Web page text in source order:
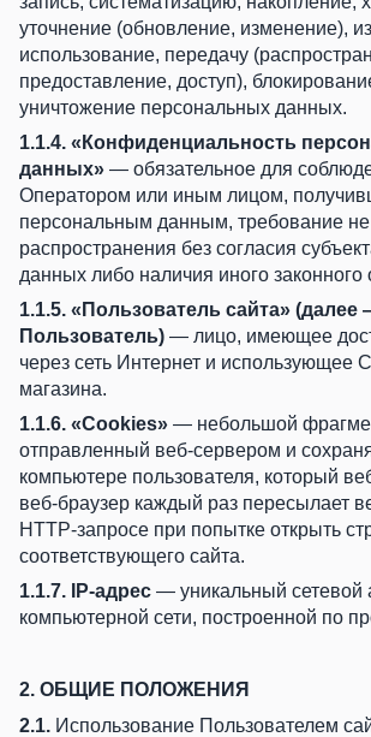
уточнение (обновление, изменение),
использование, передачу
предоставление, доступ),
уничтожение персональных данных.
1.1.4. «Конфиденциальность
данных» — обязательное для
Оператором или иным лицом,
персональным данным, требование не
распространения без согласия
данных либо наличия иного законного
1.1.5. «Пользователь сайта» (далее
Пользователь) — лицо, имеющее
через сеть Интернет и использующее
магазина.
1.1.6. «Cookies» — небольшой
отправленный веб-сервером и
компьютере пользователя, который
веб-браузер каждый раз пересылает
HTTP-запросе при попытке открыть
соответствующего сайта.
1.1.7. IP-адрес — уникальный сетевой
компьютерной сети, построенной по
2. ОБЩИЕ ПОЛОЖЕНИЯ
2.1. Использование Пользователем